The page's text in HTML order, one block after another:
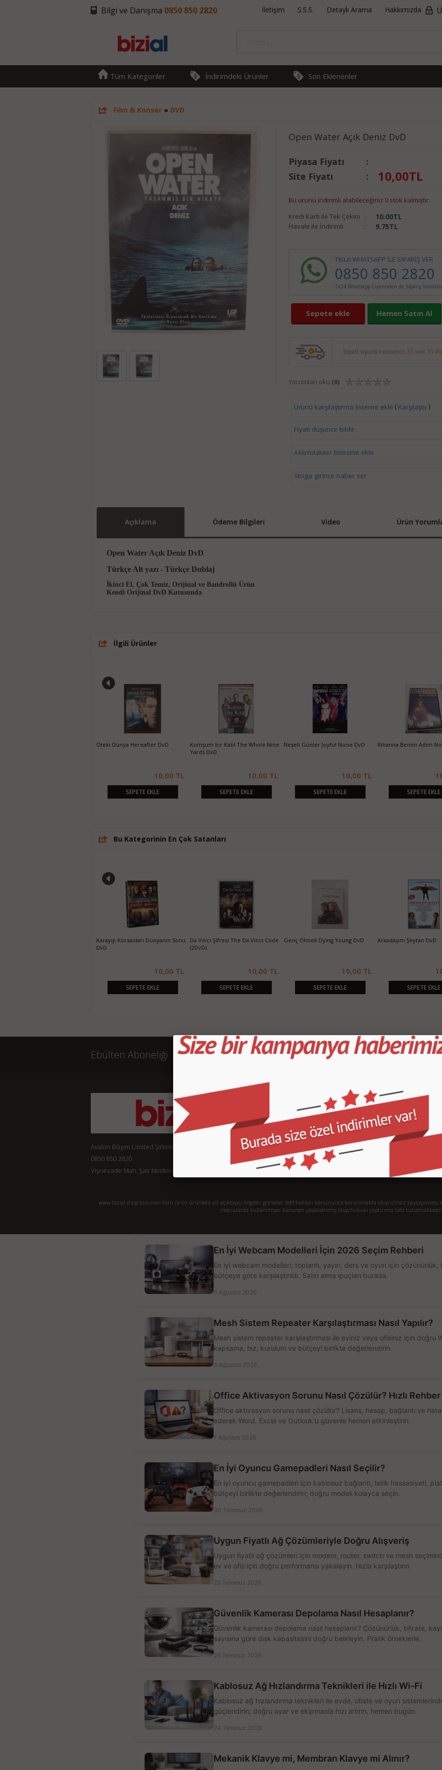
Bilgi ve Danışma 0850 850 2820 İletişim S.S.S. Detaylı Arama Hakkımızda
Tüm Kategoriler İndirimdeki Ürünler Son Eklenenler
Film & Konser» DVD
Open Water Açık Deniz DvD
Piyasa Fiyatı
:
Site Fiyatı
: 10,00TL
Bu ürünü indirimli alabileceğiniz 0 stok kalmıştır.
Kredi Kartı ile Tek Çekim : 10.00TL
Havale ile İndirimli : 9.75TL
TIKLA WHATSAPP İLE SİPARİŞ VER
0850 850 2820
7x24 Whatsapp Üzerinden de Sipariş
Sepete ekle Hemen Satın Al
Şimdi sipariş verirseniz 37 saat 35
Yorumları oku (0)
Ürünü karşılaştırma listeme ekle ( Karşılaştır)
Fiyatı düşünce bildir
Aklımdakiler listesine ekle
Stoga girince haber ver
Açıklama Ödeme Bilgileri Video Ürün
Open Water Açık Deniz DvD
Türkçe Alt yazı - Türkçe Dublaj
İkinci El, Çok Temiz, Orijinal ve Bandrollü Ürün
Kendi Orijinal DvD Kutusunda
İlgili Ürünler
Öteki Dünya Hereafter DvD
10,00 TL
SEPETE EKLE
Komşum bir Katil The Whole Nine
Yards DvD
10,00 TL
SEPETE EKLE
Neşeli Günler Joyful Noise DvD
10,00 TL
SEPETE EKLE
Rihanna Benim Adım
SEPETE EKLE
Bu Kategorinin En Çok Satanları
Karayip Korsanları Dünyanın Sonu
DvD
10,00 TL
SEPETE EKLE
Da Vinci Şifresi The Da Vinci Code
(2DvD)
10,00 TL
SEPETE EKLE
Genç Ölmek Dying Young DvD
10,00 TL
SEPETE EKLE
Arkadaşım Şeytan DvD
SEPETE EKLE
Ebülten Aboneliği
Avalon Bilişim Limited Şirketi
0850 850 2820
Vişnezade Mah. Şair Nedim Cad. Konak Ap. No:77/1 Beşiktaş - İstanbul
KURUMSAL
İletişim
Sipariş Takibi
Gizlilik ve Kullanım Şartları
Kargo ve Taşıma Bilgileri
Garanti ve İade
www.bizial.shop bulunan tüm ürün ürünlere ait açıklayıcı bilgiler, görseller telif hakları kanununca korunmakta olup izinsiz paylaşılması,
mecralarda kullanılması kanunen yasaklanmış olup hukuki yaptırıma tabi tutulmaktadır.
En İyi Webcam Modelleri İçin 2026 Seçim Rehberi
En iyi webcam modelleri; toplantı, yayın, ders ve oyun için çözünürlük,
bütçeye göre karşılaştırıldı. Satın alma ipuçları burada.
5 Ağustos 2026
Mesh Sistem Repeater Karşılaştırması Nasıl Yapılır?
Mesh sistem repeater karşılaştırması ile eviniz veya ofisiniz için doğru
kapsama, hız, kurulum ve bütçeyi birlikte değerlendirin.
3 Ağustos 2026
Office Aktivasyon Sorunu Nasıl Çözülür? Hızlı Rehber
Office aktivasyon sorunu nasıl çözülür? Lisans, hesap, bağlantı ve hata
ederek Word, Excel ve Outlook'u güvenle hemen etkinleştirin.
1 Ağustos 2026
En İyi Oyuncu Gamepadleri Nasıl Seçilir?
En iyi oyuncu gamepadleri için kablosuz bağlantı, tetik hassasiyeti,
bütçeyi birlikte değerlendirin; doğru modeli kolayca seçin.
30 Temmuz 2026
Uygun Fiyatlı Ağ Çözümleriyle Doğru Alışveriş
Uygun fiyatlı ağ çözümleri için modem, router, switch ve mesh
ev ve ofis için doğru performansı yakalayın. Hızla karşılaştırın.
28 Temmuz 2026
Güvenlik Kamerası Depolama Nasıl Hesaplanır?
Güvenlik kamerası depolama nasıl hesaplanır? Çözünürlük, bitrate,
sayısına göre disk kapasitesini doğru belirleyin. Pratik örneklerle.
26 Temmuz 2026
Kablosuz Ağ Hızlandırma Teknikleri ile Hızlı Wi-Fi
Kablosuz ağ hızlandırma teknikleri ile evde, ofiste ve oyun sistemlerinde
güçlendirin; doğru ayar ve ekipmanla hızı artırın, hemen bugün.
24 Temmuz 2026
Mekanik Klavye mi, Membran Klavye mi Alınır?